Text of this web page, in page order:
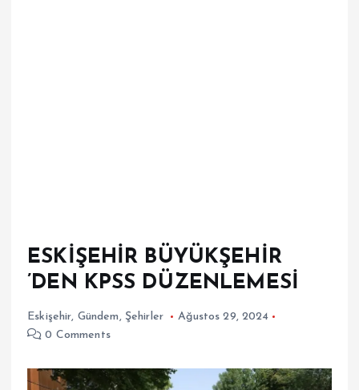
ESKİŞEHİR BÜYÜKŞEHİR
’DEN KPSS DÜZENLEMESİ
Eskişehir, Gündem , Şehirler
Ağustos 29, 2024
0 Comments